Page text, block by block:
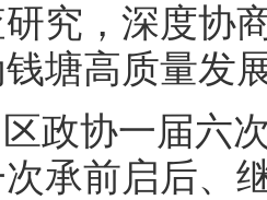
究，深度协
塘高质量发
政协一届六
承前启后、